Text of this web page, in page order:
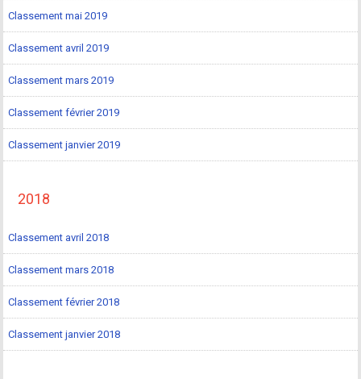
Classement mai 2019
Classement avril 2019
Classement mars 2019
Classement février 2019
Classement janvier 2019
2018
Classement avril 2018
Classement mars 2018
Classement février 2018
Classement janvier 2018